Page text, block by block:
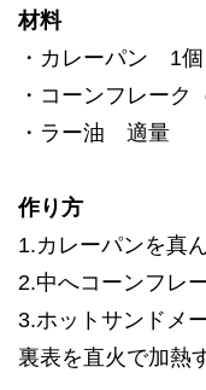
材料
・カレーパン 1個
・コーンフレー
・ラー油 適量
作り方
1.カレーパンを真
2.中へコーンフレ
3.ホットサンドメ
裏表を直火で加熱